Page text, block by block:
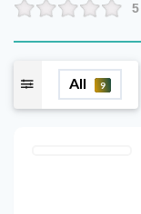
5
All 9